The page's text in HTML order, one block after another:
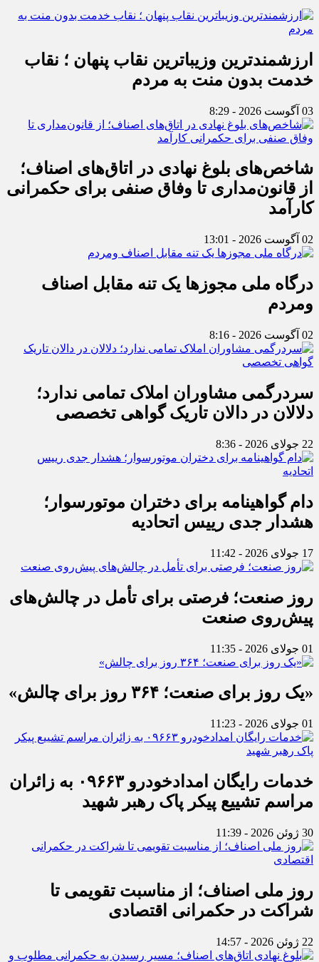
ارزشمندترین وزیباترین نقاب پنهان ؛ نقاب
خدمت بدون منت به مردم
03 آگوست 2026 - 8:29
شاخص‌های بلوغ نهادی در اتاق‌های اصناف؛
از قانون‌مداری تا وفاق صنفی برای حکمرانی
کارآمد
02 آگوست 2026 - 13:01
درگاه ملی مجوزها یک تنه مقابل اصناف
ومردم
02 آگوست 2026 - 8:16
سردرگمی مشاوران املاک تمامی ندارد؛
دلالان در دالان تاریک گواهی تخصصی
22 جولای 2026 - 8:36
دام گواهینامه برای دختران موتورسوار؛
هشدار جدی رییس اتحادیه
17 جولای 2026 - 11:42
روز صنعت؛ فرصتی برای تأمل در چالش‌های
پیش‌روی صنعت
01 جولای 2026 - 11:35
«یک روز برای صنعت؛ ۳۶۴ روز برای چالش»
01 جولای 2026 - 11:23
خدمات رایگان امدادخودرو ۰۹۶۶۳ به زائران
مراسم تشییع پیکر پاک رهبر شهید
30 ژوئن 2026 - 11:39
روز ملی اصناف؛ از مناسبت تقویمی تا
شراکت در حکمرانی اقتصادی
22 ژوئن 2026 - 14:57